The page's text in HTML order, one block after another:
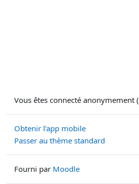
Vous êtes connecté anonymement (
Obtenir l’app mobile
Passer au thème standard
Fourni par Moodle